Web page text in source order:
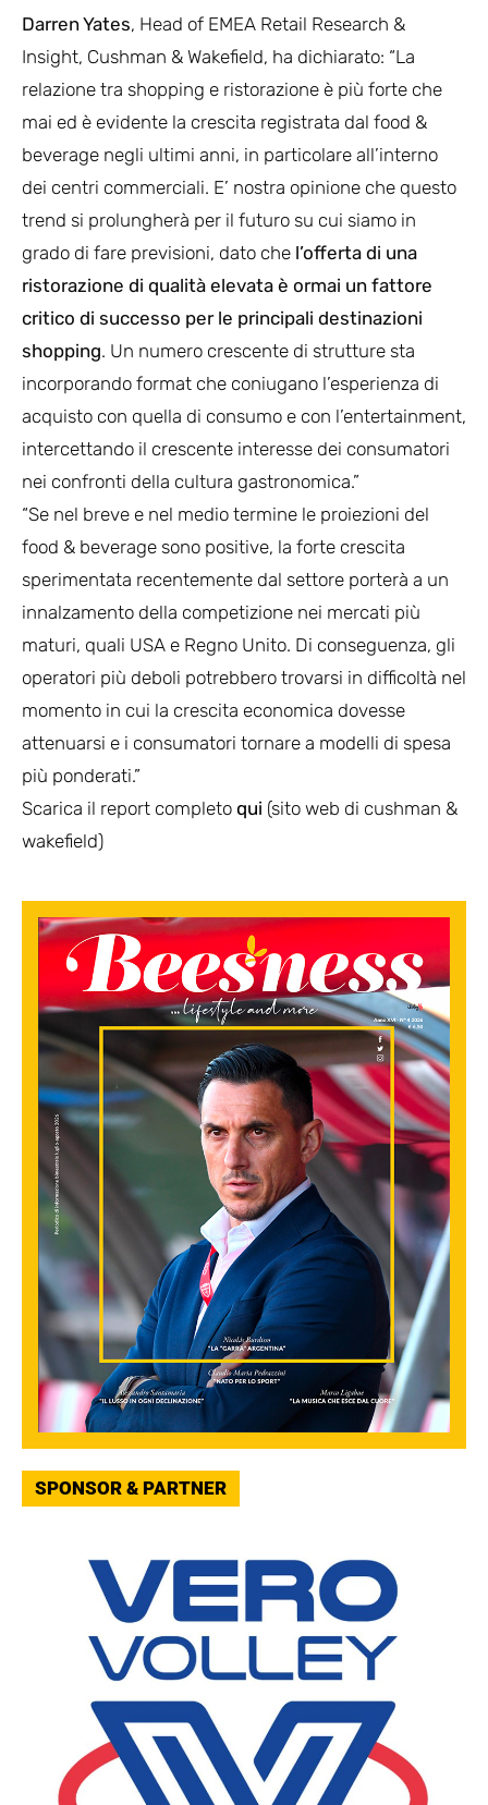
Darren Yates, Head of EMEA Retail Research &
Insight, Cushman & Wakefield, ha dichiarato: “La
relazione tra shopping e ristorazione è più forte che
mai ed è evidente la crescita registrata dal food &
beverage negli ultimi anni, in particolare all’interno
dei centri commerciali. E’ nostra opinione che questo
trend si prolungherà per il futuro su cui siamo in
grado di fare previsioni, dato che l’offerta di una
ristorazione di qualità elevata è ormai un fattore
critico di successo per le principali destinazioni
shopping. Un numero crescente di strutture sta
incorporando format che coniugano l’esperienza di
acquisto con quella di consumo e con l’entertainment,
intercettando il crescente interesse dei consumatori
nei confronti della cultura gastronomica.”
“Se nel breve e nel medio termine le proiezioni del
food & beverage sono positive, la forte crescita
sperimentata recentemente dal settore porterà a un
innalzamento della competizione nei mercati più
maturi, quali USA e Regno Unito. Di conseguenza, gli
operatori più deboli potrebbero trovarsi in difficoltà nel
momento in cui la crescita economica dovesse
attenuarsi e i consumatori tornare a modelli di spesa
più ponderati.”
Scarica il report completo qui (sito web di cushman &
wakefield)
SPONSOR & PARTNER